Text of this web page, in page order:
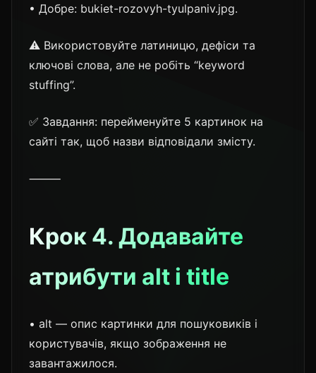
• Добре: bukiet-rozovyh-tyulpaniv.jpg.
⚠️ Використовуйте латиницю, дефіси та
ключові слова, але не робіть “keyword
stuffing”.
✅ Завдання: перейменуйте 5 картинок на
сайті так, щоб назви відповідали змісту.
⸻
Крок 4. Додавайте
атрибути alt і title
• alt — опис картинки для пошуковиків і
користувачів, якщо зображення не
завантажилося.